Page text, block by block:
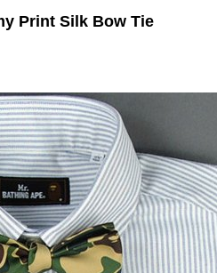
Print Silk Bow Tie